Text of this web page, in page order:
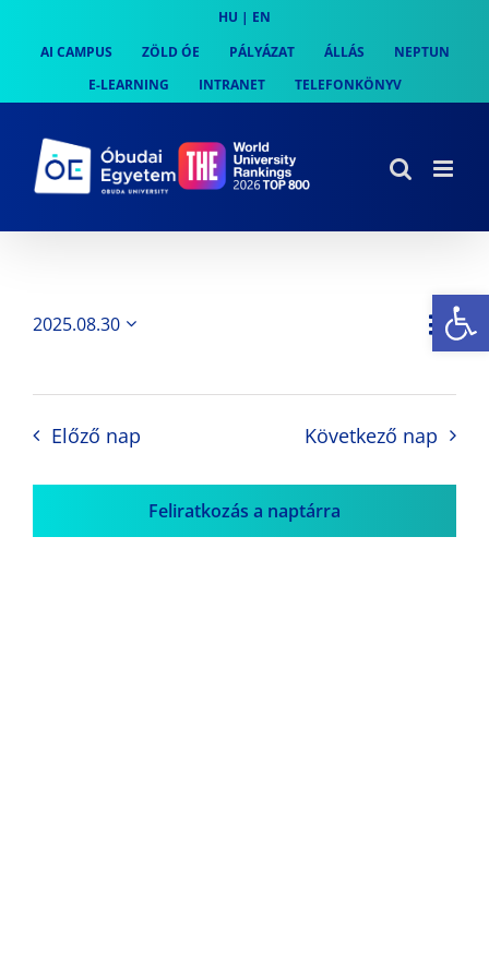
content
HU | EN
AI CAMPUS
ZÖLD ÓE PÁLYÁZAT ÁLLÁS
NEPTUN
E-LEARNING
INTRANET TELEFONKÖNYV
Nap
2025.08.30
Előző nap Következő nap
Feliratkozás a naptárra